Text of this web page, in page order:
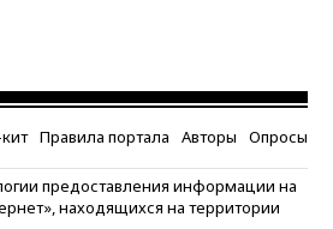
Правила портала Авторы Опросы
предоставления информации на
находящихся на территории